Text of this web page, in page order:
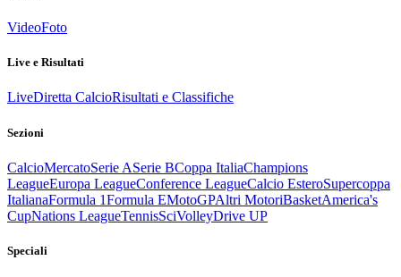
VideoFoto
Live e Risultati
LiveDiretta CalcioRisultati e Classifiche
Sezioni
CalcioMercatoSerie ASerie BCoppa ItaliaChampions
LeagueEuropa LeagueConference LeagueCalcio EsteroSupercoppa
ItalianaFormula 1Formula EMotoGPAltri MotoriBasketAmerica's
CupNations LeagueTennisSciVolleyDrive UP
Speciali